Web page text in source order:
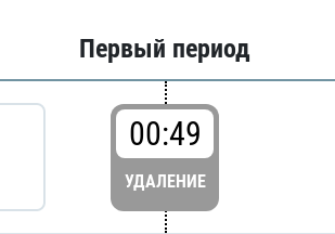
Первый период
00:49
УДАЛЕНИЕ